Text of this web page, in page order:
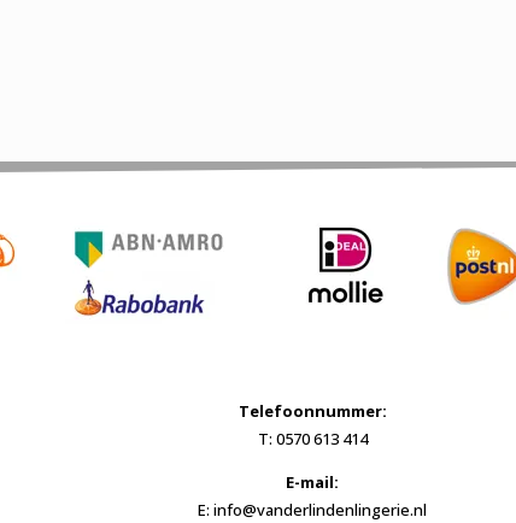
Telefoonnummer:
T: 0570 613 414
E-mail:
E: info@vanderlindenlingerie.nl